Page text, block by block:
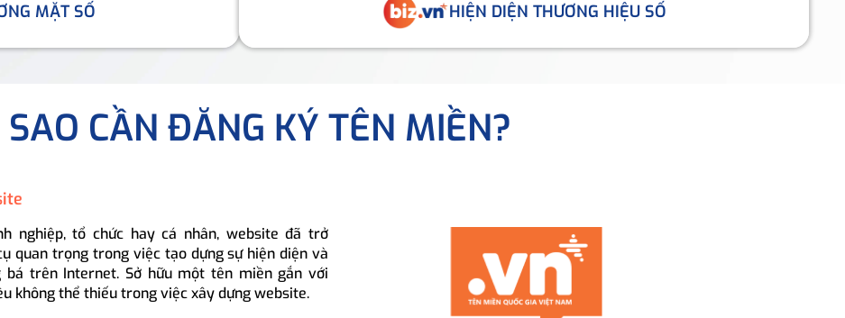
MẶT SỐ HIỆN DIỆN THƯƠNG HIỆU SỐ
CẦN ĐĂNG KÝ TÊN MIỀN?
nghiệp, tổ chức hay cá nhân, website đã trở
quan trọng trong việc tạo dựng sự hiện diện và
bá trên Internet. Sở hữu một tên miền gắn với
không thể thiếu trong việc xây dựng website.